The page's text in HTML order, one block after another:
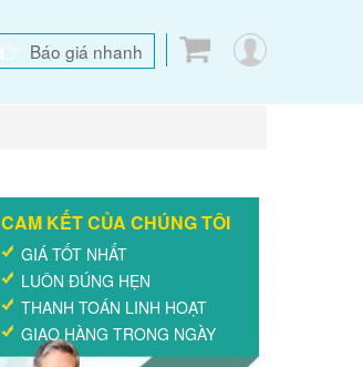
Báo giá nhanh
CAM KẾT CỦA CHÚNG TÔI
GIÁ TỐT NHẤT
LUÔN ĐÚNG HẸN
THANH TOÁN LINH HOẠT
GIAO HÀNG TRONG NGÀY